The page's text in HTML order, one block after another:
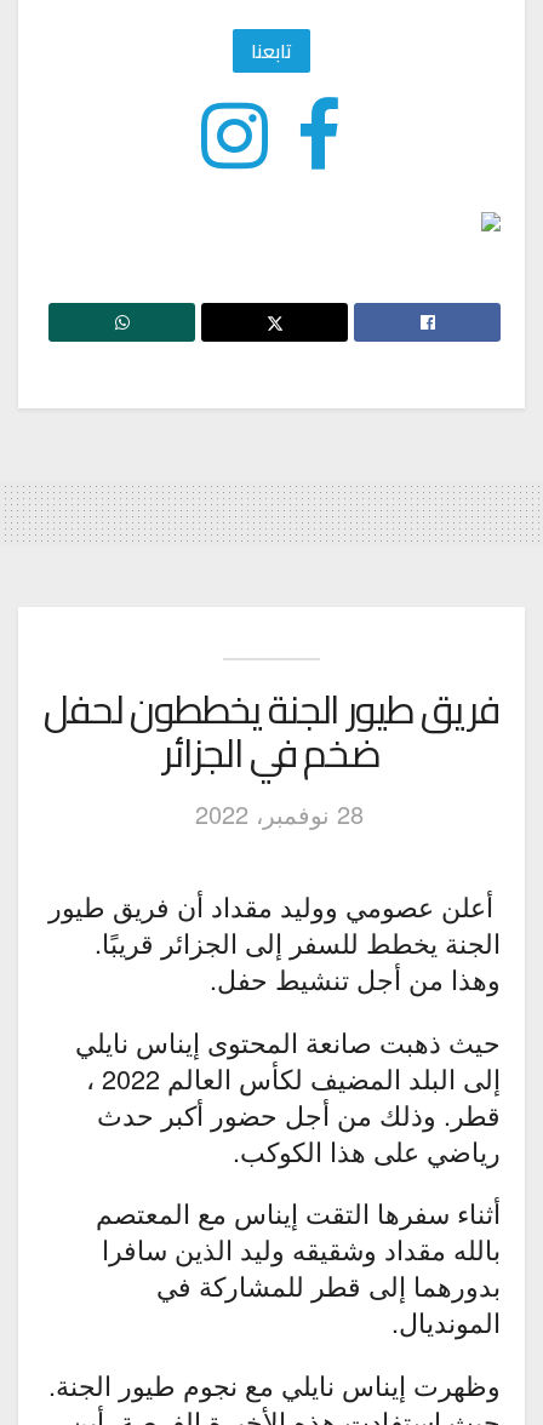
تابعنا
فريق طيور الجنة يخططون لحفل
ضخم في الجزائر
28 نوفمبر، 2022
أعلن عصومي ووليد مقداد أن فريق طيور
الجنة يخطط للسفر إلى الجزائر قريبًا.
وهذا من أجل تنشيط حفل.
حيث ذهبت صانعة المحتوى إيناس نايلي
إلى البلد المضيف لكأس العالم 2022 ،
قطر. وذلك من أجل حضور أكبر حدث
رياضي على هذا الكوكب.
أثناء سفرها التقت إيناس مع المعتصم
بالله مقداد وشقيقه وليد الذين سافرا
بدورهما إلى قطر للمشاركة في
المونديال.
وظهرت إيناس نايلي مع نجوم طيور الجنة.